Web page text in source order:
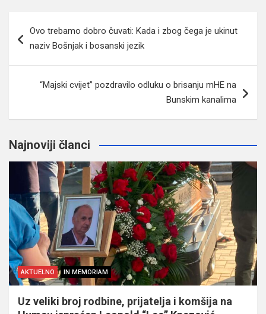
članaka
Ovo trebamo dobro čuvati: Kada i zbog čega je ukinut
naziv Bošnjak i bosanski jezik
“Majski cvijet” pozdravilo odluku o brisanju mHE na
Bunskim kanalima
Najnoviji članci
AKTUELNO IN MEMORIAM
Uz veliki broj rodbine, prijatelja i komšija na